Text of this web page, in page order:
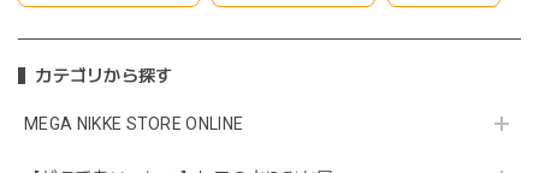
カテゴリから探す
MEGA NIKKE STORE ONLINE